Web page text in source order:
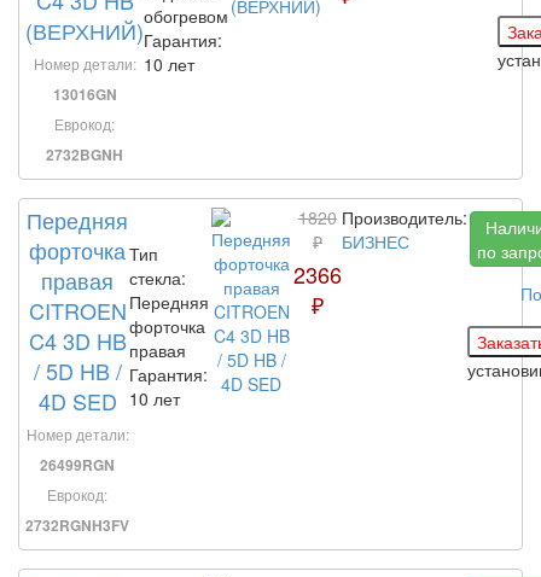
(ВЕРХНИЙ)
Номер детали:
13016GN
Еврокод:
2732BGNH
обогревом
Гарантия:
10 лет
Передняя
форточка
правая
CITROEN
C4 3D HB
/ 5D HB /
4D SED
Номер детали:
26499RGN
Еврокод:
2732RGNH3FV
Тип
стекла:
Передняя
форточка
правая
Гарантия:
10 лет
1820
₽
2366
₽
Производитель:
БИЗНЕС
по